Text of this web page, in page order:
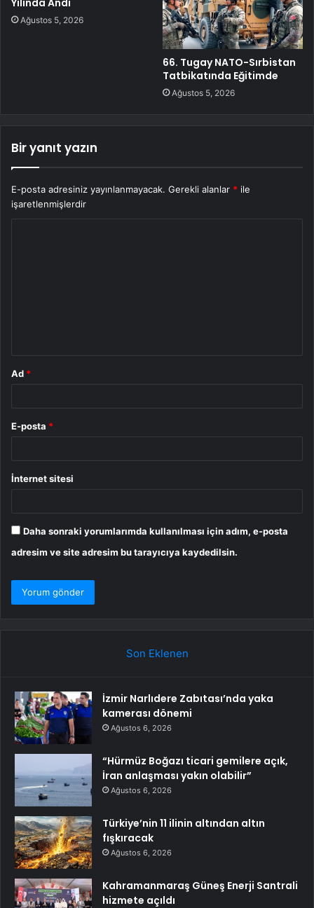
Ağustos 5, 2026
66. Tugay NATO-Sırbistan
Tatbikatında Eğitimde
Ağustos 5, 2026
Bir yanıt yazın
E-posta adresiniz yayınlanmayacak. Gerekli alanlar * ile
işaretlenmişlerdir
Ad *
E-posta *
İnternet sitesi
Daha sonraki yorumlarımda kullanılması için adım, e-posta
adresim ve site adresim bu tarayıcıya kaydedilsin.
Son Eklenen
İzmir Narlıdere Zabıtası’nda yaka
kamerası dönemi
Ağustos 6, 2026
“Hürmüz Boğazı ticari gemilere açık,
İran anlaşması yakın olabilir”
Ağustos 6, 2026
Türkiye’nin 11 ilinin altından altın
fışkıracak
Ağustos 6, 2026
Kahramanmaraş Güneş Enerji Santrali
hizmete açıldı